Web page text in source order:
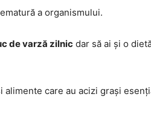
a organismului.
de varză zilnic dar să ai și o
care au acizi grași